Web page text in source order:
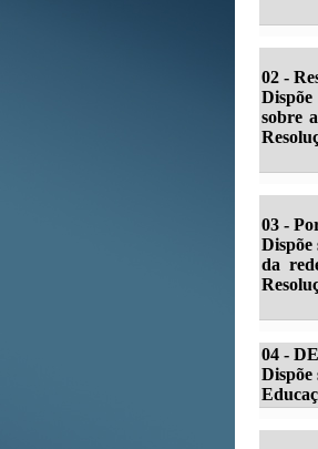
02 -
sobre
03 -
Dispõe
da
04 -
Dispõe